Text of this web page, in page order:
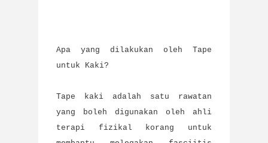
Apa yang dilakukan oleh Tape
untuk Kaki?
Tape kaki adalah satu rawatan
yang boleh digunakan oleh ahli
terapi fizikal korang untuk